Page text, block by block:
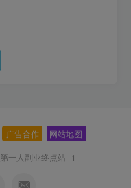
广告合作 网站地图
第一人副业终点站--1